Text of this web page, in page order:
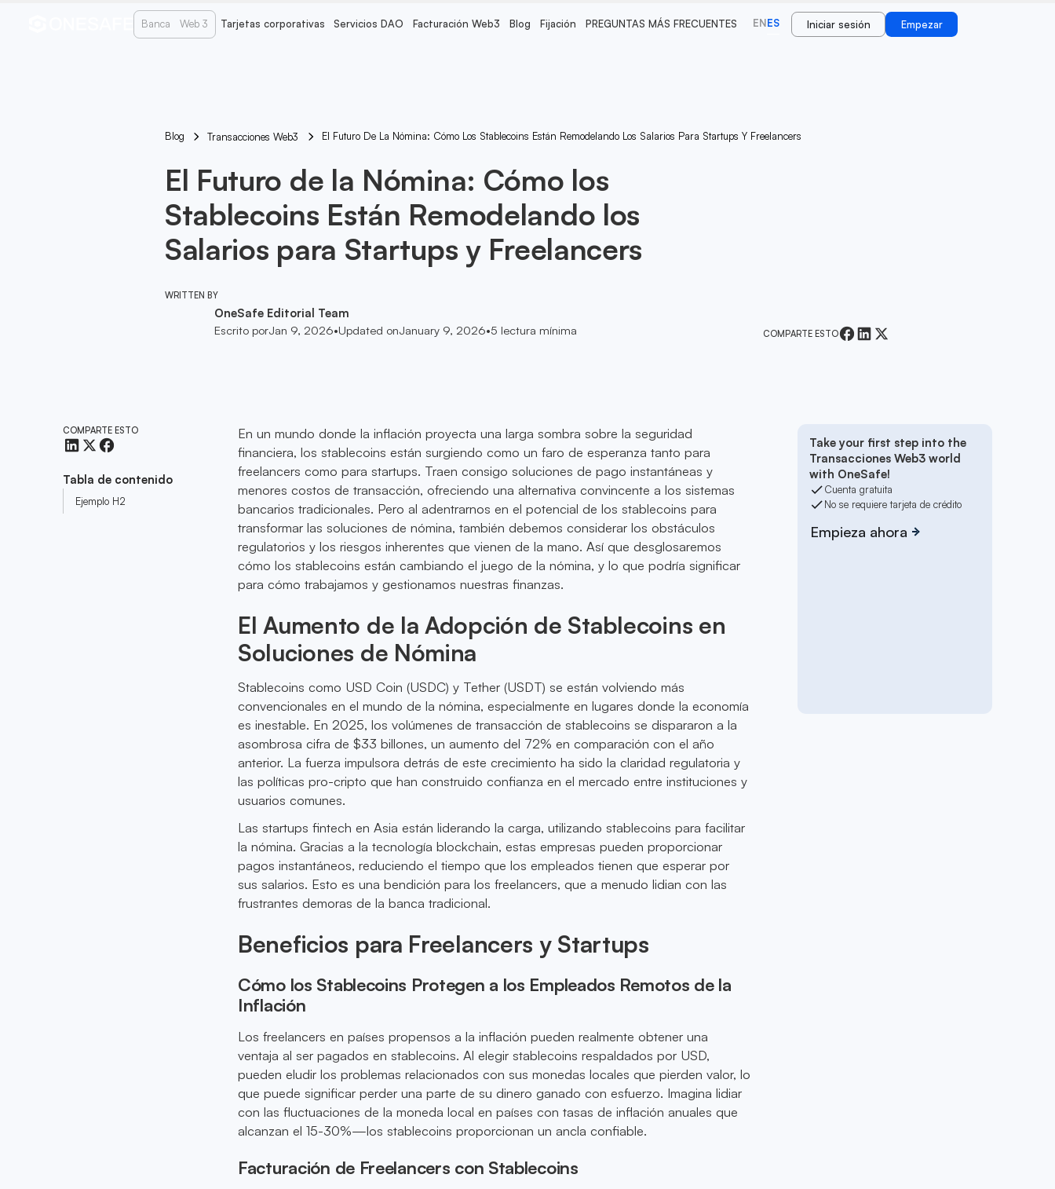
Banca Web 3 Tarjetas corporativas Servicios DAO Facturación Web3 Blog Fijación PREGUNTAS MÁS FRECUENTES ENES Iniciar sesión Empezar
Blog Transacciones Web3 El Futuro De La Nómina: Cómo Los Stablecoins Están Remodelando Los Salarios Para Startups Y Freelancers
El Futuro de la Nómina: Cómo los
Stablecoins Están Remodelando los
Salarios para Startups y Freelancers
WRITTEN BY
OneSafe Editorial Team
Escrito porJan 9, 2026•Updated onJanuary 9, 2026•5 lectura mínima COMPARTE ESTO
COMPARTE ESTO
Tabla de contenido
Ejemplo H2
En un mundo donde la inflación proyecta una larga sombra sobre la seguridad
financiera, los stablecoins están surgiendo como un faro de esperanza tanto para
freelancers como para startups. Traen consigo soluciones de pago instantáneas y
menores costos de transacción, ofreciendo una alternativa convincente a los sistemas
bancarios tradicionales. Pero al adentrarnos en el potencial de los stablecoins para
transformar las soluciones de nómina, también debemos considerar los obstáculos
regulatorios y los riesgos inherentes que vienen de la mano. Así que desglosaremos
cómo los stablecoins están cambiando el juego de la nómina, y lo que podría significar
para cómo trabajamos y gestionamos nuestras finanzas.
El Aumento de la Adopción de Stablecoins en
Soluciones de Nómina
Stablecoins como USD Coin (USDC) y Tether (USDT) se están volviendo más
convencionales en el mundo de la nómina, especialmente en lugares donde la economía
es inestable. En 2025, los volúmenes de transacción de stablecoins se dispararon a la
asombrosa cifra de $33 billones, un aumento del 72% en comparación con el año
anterior. La fuerza impulsora detrás de este crecimiento ha sido la claridad regulatoria y
las políticas pro-cripto que han construido confianza en el mercado entre instituciones y
usuarios comunes.
Las startups fintech en Asia están liderando la carga, utilizando stablecoins para facilitar
la nómina. Gracias a la tecnología blockchain, estas empresas pueden proporcionar
pagos instantáneos, reduciendo el tiempo que los empleados tienen que esperar por
sus salarios. Esto es una bendición para los freelancers, que a menudo lidian con las
frustrantes demoras de la banca tradicional.
Beneficios para Freelancers y Startups
Cómo los Stablecoins Protegen a los Empleados Remotos de la
Inflación
Los freelancers en países propensos a la inflación pueden realmente obtener una
ventaja al ser pagados en stablecoins. Al elegir stablecoins respaldados por USD,
pueden eludir los problemas relacionados con sus monedas locales que pierden valor, lo
que puede significar perder una parte de su dinero ganado con esfuerzo. Imagina lidiar
con las fluctuaciones de la moneda local en países con tasas de inflación anuales que
alcanzan el 15-30%—los stablecoins proporcionan un ancla confiable.
Facturación de Freelancers con Stablecoins
Take your first step into the
Transacciones Web3 world
with OneSafe!
Cuenta gratuita
No se requiere tarjeta de crédito
Empieza ahora